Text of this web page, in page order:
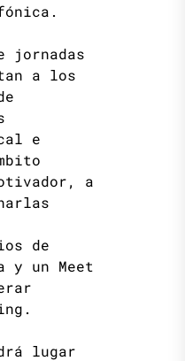
jornadas
a los
e
a
de
un Meet
lugar